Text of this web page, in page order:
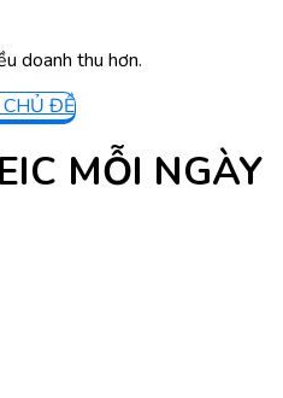
doanh thu hơn.
ĐỀ
MỖI NGÀY